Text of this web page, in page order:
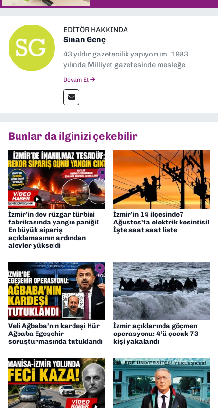
EDITÖR HAKKINDA
Sinan Genç
43 yıldır gazetecilik yapıyorum. 1983
yılında Milliyet gazetesinde mesleğe
başladım. Ardından Türkiye’nin en köklü
muhabir, editör, müdür yardımcısı ve spor
müdürü olarak görev yaptım. Ayrıca Yeni
Gazetesi'nde editörlük yapıyorum
Devam Et
Bunlar da ilginizi çekebilir
İzmir’in dev rüzgar türbini
fabrikasında yangın paniği!
En büyük sipariş
açıklamasının ardından
alevler yükseldi
İzmir’in 14 ilçesinde7
Ağustos’ta elektrik kesintisi!
İşte saat saat liste
Veli Ağbaba’nın kardeşi Hür
Ağbaba Egeşehir
soruşturmasında tutuklandı
İzmir açıklarında göçmen
operasyonu: 4’ü çocuk 73
kişi yakalandı